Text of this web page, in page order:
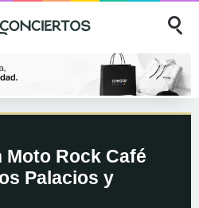
Moto Rock Café
Palacios y